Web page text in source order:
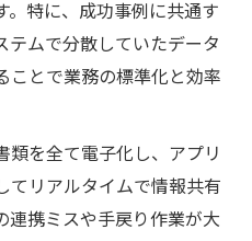
。特に、成功事例に共通す
テムで分散していたデータ
ことで業務の標準化と効率
類を全て電子化し、アプリ
てリアルタイムで情報共有
連携ミスや手戻り作業が大